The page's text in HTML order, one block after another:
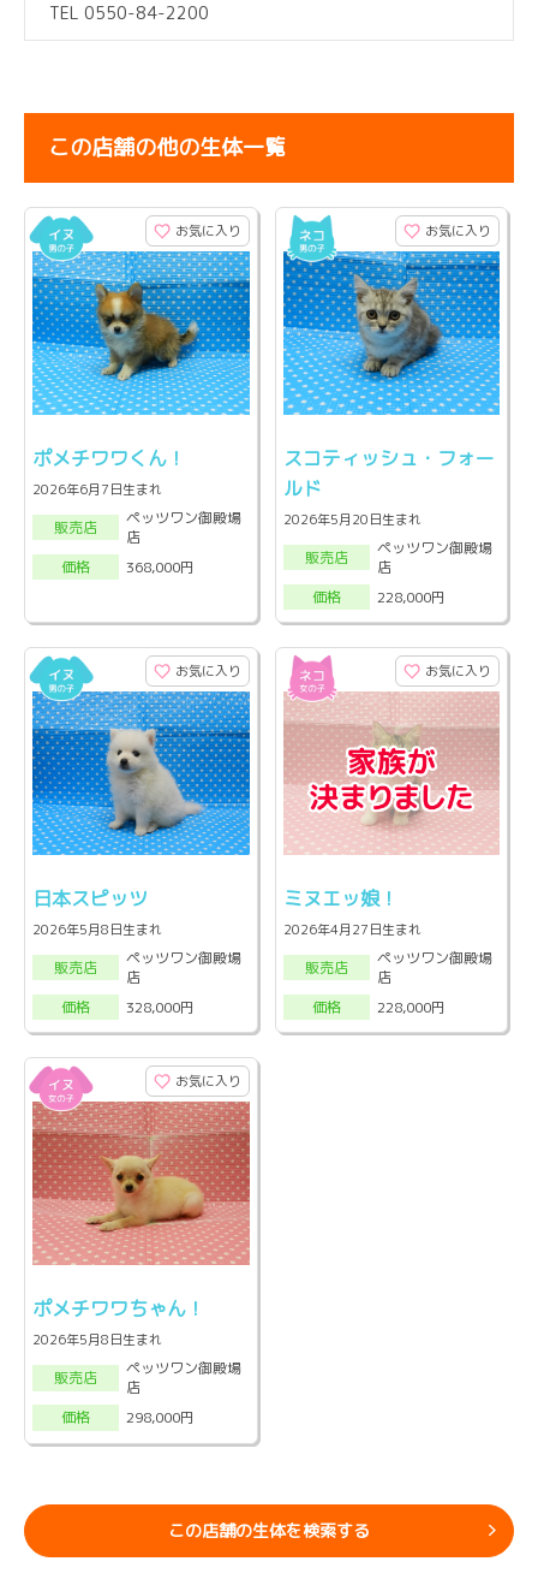
TEL 0550-84-2200
この店舗の他の生体一覧
お気に入り
ポメチワワくん！
2026年6月7日生まれ
販売店
ペッツワン御殿場
店
価格
368,000円
お気に入り
スコティッシュ・フォー
ルド
2026年5月20日生まれ
販売店
ペッツワン御殿場
店
価格
228,000円
お気に入り
日本スピッツ
2026年5月8日生まれ
販売店
ペッツワン御殿場
店
価格
328,000円
お気に入り
ミヌエッ娘！
2026年4月27日生まれ
販売店
ペッツワン御殿場
店
価格
228,000円
お気に入り
ポメチワワちゃん！
2026年5月8日生まれ
販売店
ペッツワン御殿場
店
価格
298,000円
この店舗の生体を検索する